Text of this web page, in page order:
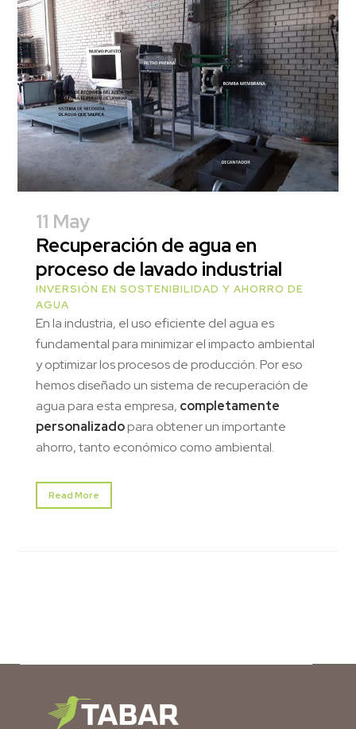
11 May
Recuperación de agua en
proceso de lavado industrial
INVERSIÓN EN SOSTENIBILIDAD Y AHORRO DE
AGUA
En la industria, el uso eficiente del agua es
fundamental para minimizar el impacto ambiental
y optimizar los procesos de producción. Por eso
hemos diseñado un sistema de recuperación de
agua para esta empresa, completamente
personalizadopara obtener un importante
ahorro, tanto económico como ambiental.
Read More